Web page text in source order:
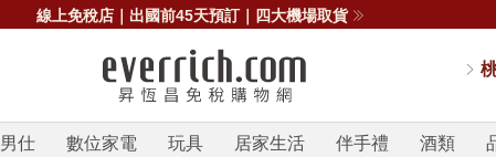
線上免稅店｜出國前45天預訂｜四大機場取貨
男仕 數位家電 玩具 居家生活 伴手禮 酒類